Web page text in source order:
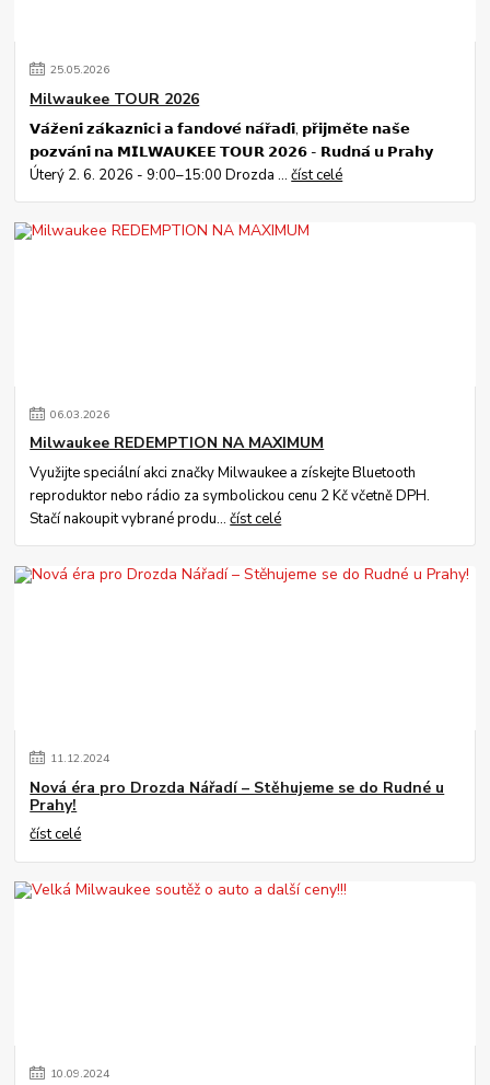
25.05.2026
Milwaukee TOUR 2026
𝗩𝗮́𝘇̌𝗲𝗻𝗶́ 𝘇𝗮́𝗸𝗮𝘇𝗻𝗶́𝗰𝗶 𝗮 𝗳𝗮𝗻𝗱𝗼𝘃𝗲́ 𝗻𝗮́𝗿̌𝗮𝗱𝗶́, 𝗽𝗿̌𝗶𝗷𝗺𝗲̌𝘁𝗲 𝗻𝗮𝘀̌𝗲
𝗽𝗼𝘇𝘃𝗮́𝗻𝗶́ 𝗻𝗮 𝗠𝗜𝗟𝗪𝗔𝗨𝗞𝗘𝗘 𝗧𝗢𝗨𝗥 𝟮𝟬𝟮𝟲 - 𝗥𝘂𝗱𝗻𝗮́ 𝘂 𝗣𝗿𝗮𝗵𝘆
Úterý 2. 6. 2026 - 9:00–15:00 Drozda ...číst celé
06.03.2026
Milwaukee REDEMPTION NA MAXIMUM
Využijte speciální akci značky Milwaukee a získejte Bluetooth
reproduktor nebo rádio za symbolickou cenu 2 Kč včetně DPH.
Stačí nakoupit vybrané produ...číst celé
11.12.2024
Nová éra pro Drozda Nářadí – Stěhujeme se do Rudné u
Prahy!
číst celé
10.09.2024